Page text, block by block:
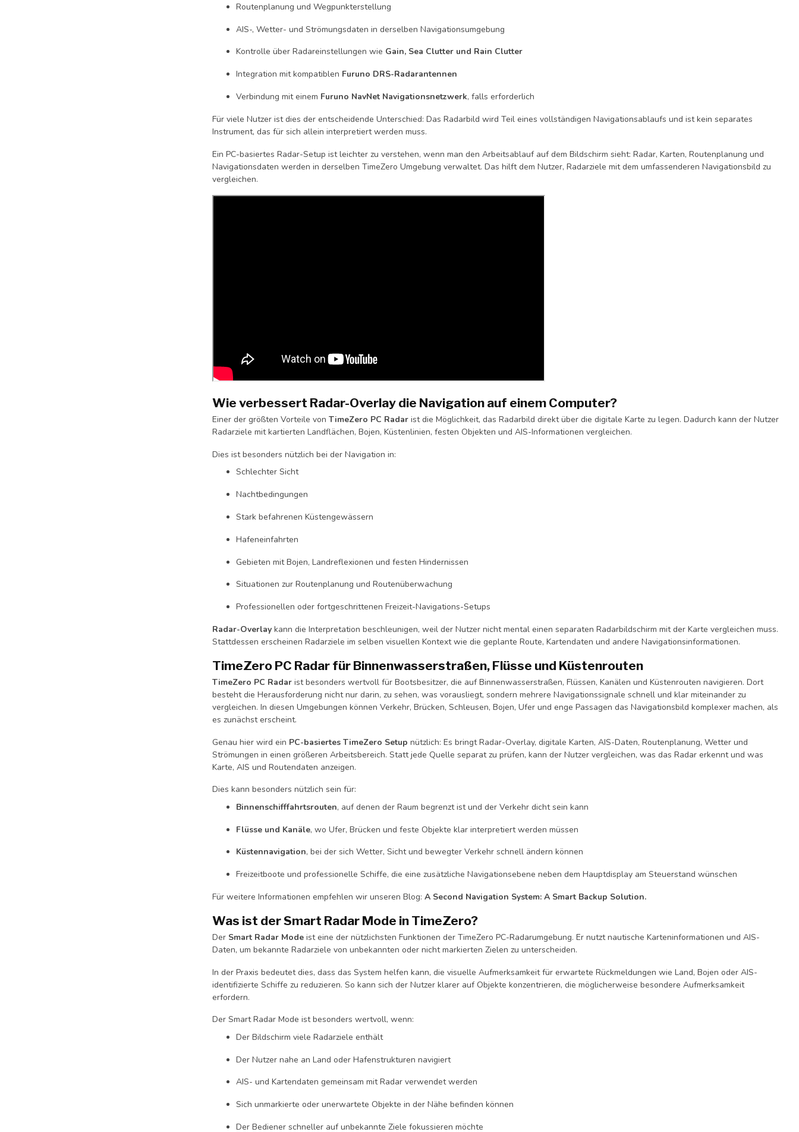
Routenplanung und Wegpunkterstellung
AIS-, Wetter- und Strömungsdaten in derselben Navigationsumgebung
Kontrolle über Radareinstellungen wie Gain, Sea Clutter und Rain Clutter
Integration mit kompatiblen Furuno DRS-Radarantennen
Verbindung mit einem Furuno NavNet Navigationsnetzwerk, falls erforderlich
Für viele Nutzer ist dies der entscheidende Unterschied: Das Radarbild wird Teil eines vollständigen Navigationsablaufs und ist kein separates
Instrument, das für sich allein interpretiert werden muss.
Ein PC-basiertes Radar-Setup ist leichter zu verstehen, wenn man den Arbeitsablauf auf dem Bildschirm sieht: Radar, Karten, Routenplanung und
Navigationsdaten werden in derselben TimeZero Umgebung verwaltet. Das hilft dem Nutzer, Radarziele mit dem umfassenderen Navigationsbild zu
vergleichen.
Wie verbessert Radar-Overlay die Navigation auf einem Computer?
Einer der größten Vorteile von TimeZero PC Radar ist die Möglichkeit, das Radarbild direkt über die digitale Karte zu legen. Dadurch kann der Nutzer
Radarziele mit kartierten Landflächen, Bojen, Küstenlinien, festen Objekten und AIS-Informationen vergleichen.
Dies ist besonders nützlich bei der Navigation in:
Schlechter Sicht
Nachtbedingungen
Stark befahrenen Küstengewässern
Hafeneinfahrten
Gebieten mit Bojen, Landreflexionen und festen Hindernissen
Situationen zur Routenplanung und Routenüberwachung
Professionellen oder fortgeschrittenen Freizeit-Navigations-Setups
Radar-Overlay kann die Interpretation beschleunigen, weil der Nutzer nicht mental einen separaten Radarbildschirm mit der Karte vergleichen muss.
Stattdessen erscheinen Radarziele im selben visuellen Kontext wie die geplante Route, Kartendaten und andere Navigationsinformationen.
TimeZero PC Radar für Binnenwasserstraßen, Flüsse und Küstenrouten
TimeZero PC Radar ist besonders wertvoll für Bootsbesitzer, die auf Binnenwasserstraßen, Flüssen, Kanälen und Küstenrouten navigieren. Dort
besteht die Herausforderung nicht nur darin, zu sehen, was vorausliegt, sondern mehrere Navigationssignale schnell und klar miteinander zu
vergleichen. In diesen Umgebungen können Verkehr, Brücken, Schleusen, Bojen, Ufer und enge Passagen das Navigationsbild komplexer machen, als
es zunächst erscheint.
Genau hier wird ein PC-basiertes TimeZero Setup nützlich: Es bringt Radar-Overlay, digitale Karten, AIS-Daten, Routenplanung, Wetter und
Strömungen in einen größeren Arbeitsbereich. Statt jede Quelle separat zu prüfen, kann der Nutzer vergleichen, was das Radar erkennt und was
Karte, AIS und Routendaten anzeigen.
Dies kann besonders nützlich sein für:
Binnenschifffahrtsrouten, auf denen der Raum begrenzt ist und der Verkehr dicht sein kann
Flüsse und Kanäle, wo Ufer, Brücken und feste Objekte klar interpretiert werden müssen
Küstennavigation, bei der sich Wetter, Sicht und bewegter Verkehr schnell ändern können
Freizeitboote und professionelle Schiffe, die eine zusätzliche Navigationsebene neben dem Hauptdisplay am Steuerstand wünschen
Für weitere Informationen empfehlen wir unseren Blog: A Second Navigation System: A Smart Backup Solution.
Was ist der Smart Radar Mode in TimeZero?
Der Smart Radar Mode ist eine der nützlichsten Funktionen der TimeZero PC-Radarumgebung. Er nutzt nautische Karteninformationen und AIS-
Daten, um bekannte Radarziele von unbekannten oder nicht markierten Zielen zu unterscheiden.
In der Praxis bedeutet dies, dass das System helfen kann, die visuelle Aufmerksamkeit für erwartete Rückmeldungen wie Land, Bojen oder AIS-
identifizierte Schiffe zu reduzieren. So kann sich der Nutzer klarer auf Objekte konzentrieren, die möglicherweise besondere Aufmerksamkeit
erfordern.
Der Smart Radar Mode ist besonders wertvoll, wenn:
Der Bildschirm viele Radarziele enthält
Der Nutzer nahe an Land oder Hafenstrukturen navigiert
AIS- und Kartendaten gemeinsam mit Radar verwendet werden
Sich unmarkierte oder unerwartete Objekte in der Nähe befinden können
Der Bediener schneller auf unbekannte Ziele fokussieren möchte